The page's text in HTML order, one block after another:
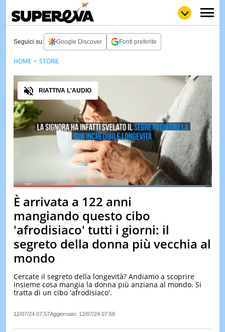
LOLGULP
LOVE
WOWPOP
NEWS
STORIE
VIDEO
& TV
QUIZ
&
TEST
LE
Seguici su: Google Discover Fonti preferite
Pause Unmute
Loaded:97.15%
Audio
RIATTIVA L'AUDIO
È arrivata a 122 anni
mangiando questo cibo
'afrodisiaco' tutti i giorni: il
segreto della donna più vecchia al
mondo
Cercate il segreto della longevità? Andiamo a scoprire
insieme cosa mangia la donna più anziana al mondo. Si
tratta di un cibo 'afrodisiaco'.
12/07/24 07:57Aggiornato: 12/07/24 07:58
HOME STORIE